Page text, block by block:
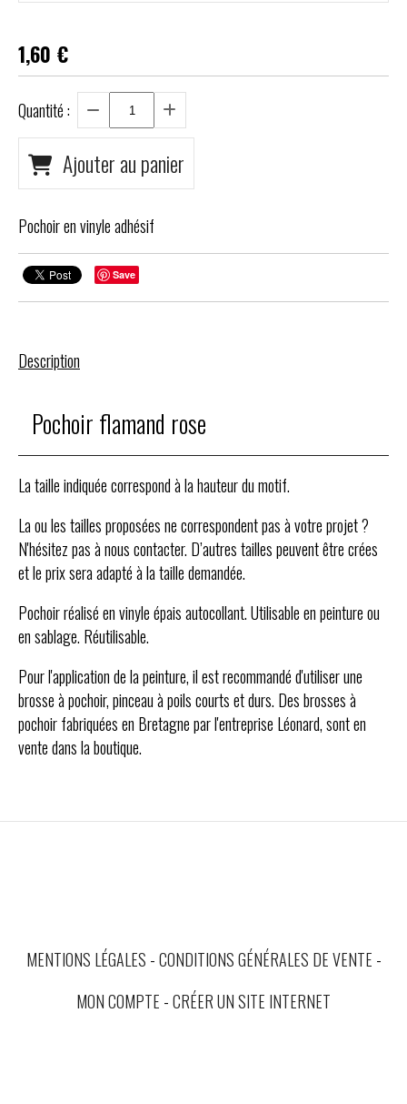
1,60 €
Quantité :
Ajouter au panier
Pochoir en vinyle adhésif
Save
Description
Pochoir flamand rose
La taille indiquée correspond à la hauteur du motif.
La ou les tailles proposées ne correspondent pas à votre projet ?
N'hésitez pas à nous contacter. D’autres tailles peuvent être crées
et le prix sera adapté à la taille demandée.
Pochoir réalisé en vinyle épais autocollant. Utilisable en peinture ou
en sablage. Réutilisable.
Pour l'application de la peinture, il est recommandé d'utiliser une
brosse à pochoir, pinceau à poils courts et durs. Des brosses à
pochoir fabriquées en Bretagne par l'entreprise Léonard, sont en
vente dans la boutique.
MENTIONS LÉGALES CONDITIONS GÉNÉRALES DE VENTE
MON COMPTE CRÉER UN SITE INTERNET